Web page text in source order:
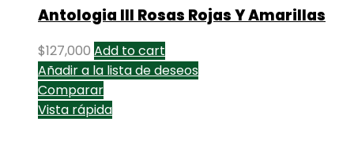
Antologia III Rosas Rojas Y Amarillas
$127,000 Add to cart
Añadir a la lista de deseos
Comparar
Vista rápida